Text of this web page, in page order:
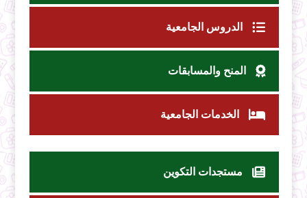
الدروس الجامعية
المنح والمسابقات
الخدمات الجامعية
مستجدات التكوين